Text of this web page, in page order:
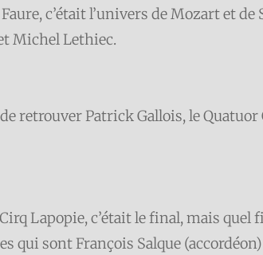
c’était l’univers de Mozart et
Michel Lethiec.
retrouver Patrick Gallois, le
Lapopie, c’était le final, mais
qui sont François Salque